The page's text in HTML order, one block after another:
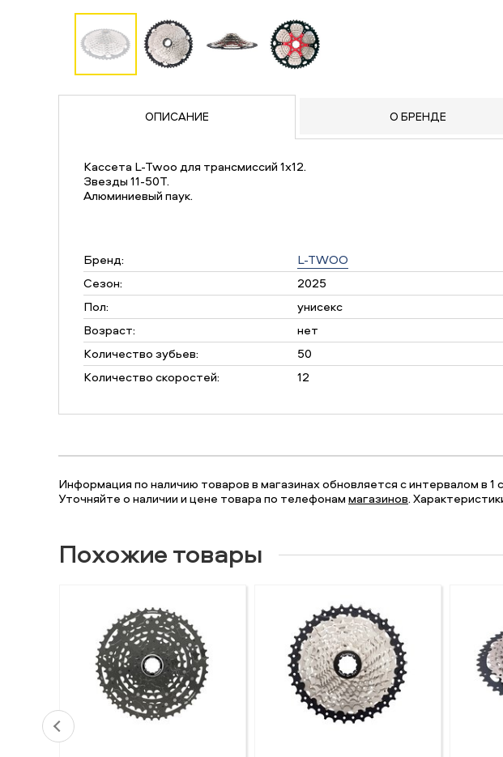
ОПИСАНИЕ О БРЕНДЕ
Кассета L-Twoo для трансмиссий 1х12.
Звезды 11-50Т.
Алюминиевый паук.
Бренд:
L-TWOO
Сезон:
2025
Пол:
унисекс
Возраст:
нет
Количество зубьев:
50
Количество скоростей:
12
Информация по наличию товаров в магазинах обновляется с интервалом в 1
Уточняйте о наличии и цене товара по телефонаммагазинов.
Похожие товары